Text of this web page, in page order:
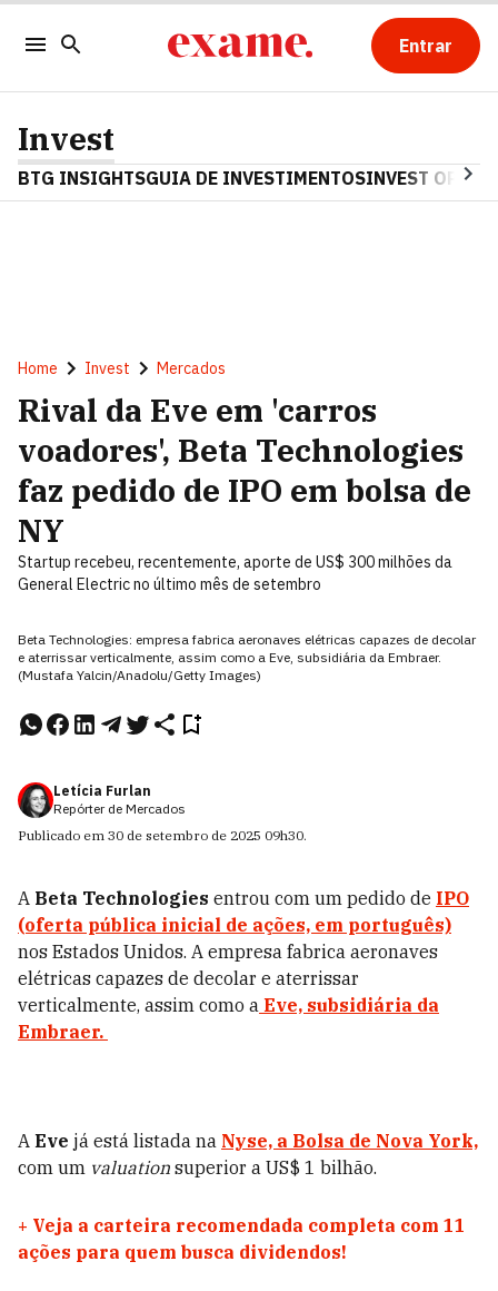
Entrar
Invest
BTG INSIGHTSGUIA DE INVESTIMENTOSINVEST OPINA
Home Invest Mercados
Rival da Eve em 'carros
voadores', Beta Technologies
faz pedido de IPO em bolsa de
NY
Startup recebeu, recentemente, aporte de US$ 300 milhões da
General Electric no último mês de setembro
Beta Technologies: empresa fabrica aeronaves elétricas capazes de decolar
e aterrissar verticalmente, assim como a Eve, subsidiária da Embraer.
(Mustafa Yalcin/Anadolu/Getty Images)
Letícia Furlan
Repórter de Mercados
Publicado em 30 de setembro de 2025 09h30.
A Beta Technologies entrou com um pedido de IPO
(oferta pública inicial de ações, em português)
nos Estados Unidos. A empresa fabrica aeronaves
elétricas capazes de decolar e aterrissar
verticalmente, assim como a Eve, subsidiária da
Embraer.
A Eve já está listada na Nyse, a Bolsa de Nova York,
com um valuation superior a US$ 1 bilhão.
+ Veja a carteira recomendada completa com 11
ações para quem busca dividendos!